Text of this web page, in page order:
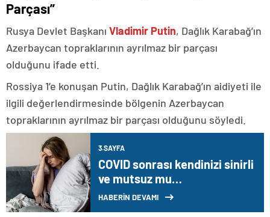
Parçası”
Rusya Devlet Başkanı Vladimir Putin, Dağlık Karabağ’ın
Azerbaycan topraklarının ayrılmaz bir parçası
olduğunu ifade etti.
Rossiya 1’e konuşan Putin, Dağlık Karabağ’ın aidiyeti ile
ilgili değerlendirmesinde bölgenin Azerbaycan
topraklarının ayrılmaz bir parçası olduğunu söyledi.
3.SAYFA
COVID sonrası kendinizi sinirli
ve mutsuz mu
hissediyorsunuz? İşte
HABERİN DEVAMI